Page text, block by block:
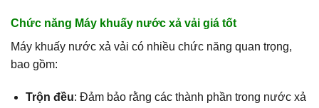
Chức năng Máy khuấy nước xả vải giá tốt
Máy khuấy nước xả vải có nhiều chức năng quan trọng,
bao gồm:
Trộn đều: Đảm bảo rằng các thành phần trong nước xả